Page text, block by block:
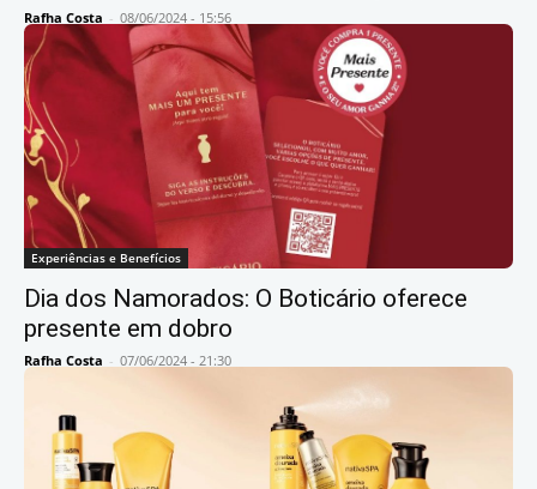
Rafha Costa - 08/06/2024 - 15:56
Experiências e Benefícios
Dia dos Namorados: O Boticário oferece
presente em dobro
Rafha Costa - 07/06/2024 - 21:30